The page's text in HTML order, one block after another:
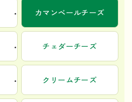
カマンベールチーズ
チェダーチーズ
クリームチーズ